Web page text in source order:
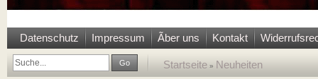
Datenschutz Impressum Ãber uns Kontakt
Go Startseite » Neuheiten